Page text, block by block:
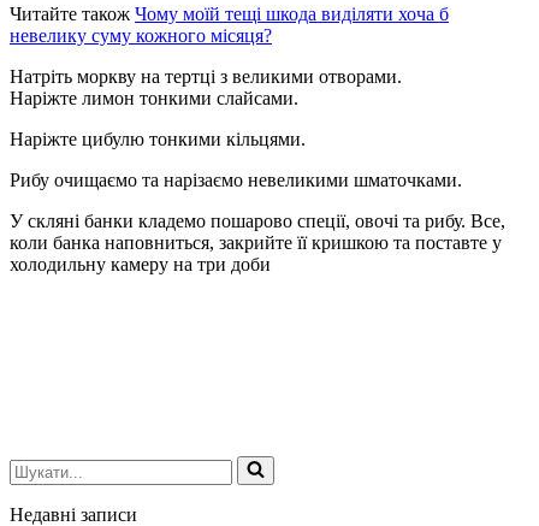
Читайте також Чому моїй тещі шкода виділяти хоча б
невелику суму кожного місяця?
Натріть моркву на тертці з великими отворами.
Наріжте лимон тонкими слайсами.
Наріжте цибулю тонкими кільцями.
Рибу очищаємо та нарізаємо невеликими шматочками.
У скляні банки кладемо пошарово спеції, овочі та рибу. Все,
коли банка наповниться, закрийте її кришкою та поставте у
холодильну камеру на три доби
Шукати...
Недавні записи